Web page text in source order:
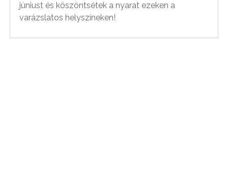
júniust és köszöntsétek a nyarat ezeken a
varázslatos helyszíneken!